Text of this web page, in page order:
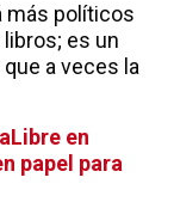
más políticos
es un
a veces la
en
papel para